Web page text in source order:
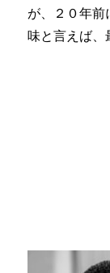
が、２０年前
味と言えば、